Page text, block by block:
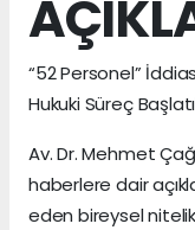
“52 Personel”
Hukuki Süreç
Av. Dr. Mehmet
haberlere dair
eden bireysel